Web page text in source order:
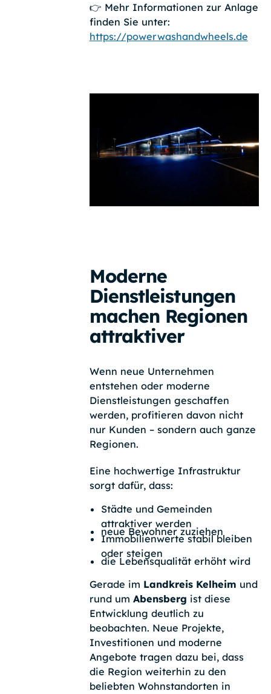
👉 Mehr Informationen zur Anlage
finden Sie unter:
https://powerwashandwheels.de
Moderne
Dienstleistungen
machen Regionen
attraktiver
Wenn neue Unternehmen
entstehen oder moderne
Dienstleistungen geschaffen
werden, profitieren davon nicht
nur Kunden – sondern auch ganze
Regionen.
Eine hochwertige Infrastruktur
sorgt dafür, dass:
Städte und Gemeinden
attraktiver werden
neue Bewohner zuziehen
Immobilienwerte stabil bleiben
oder steigen
die Lebensqualität erhöht wird
Gerade im Landkreis Kelheim und
rund um Abensberg ist diese
Entwicklung deutlich zu
beobachten. Neue Projekte,
Investitionen und moderne
Angebote tragen dazu bei, dass
die Region weiterhin zu den
beliebten Wohnstandorten in